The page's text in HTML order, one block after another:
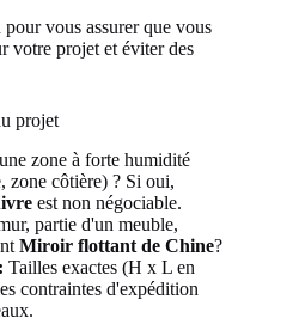
vous assurer que vous
votre projet et éviter des
projet
zone à forte humidité
zone côtière) ? Si oui,
est non négociable.
partie d'un meuble,
Miroir flottant de Chine?
Tailles exactes (H x L en
contraintes d'expédition